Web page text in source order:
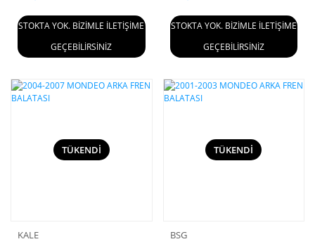
STOKTA YOK. BİZİMLE İLETİŞİME
GEÇEBİLİRSİNİZ
STOKTA YOK. BİZİMLE İLETİŞİME
GEÇEBİLİRSİNİZ
TÜKENDİ
KALE
TÜKENDİ
BSG